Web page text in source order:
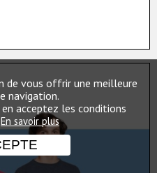
de vous offrir une meilleure
navigation.
acceptez les conditions
En savoir plus